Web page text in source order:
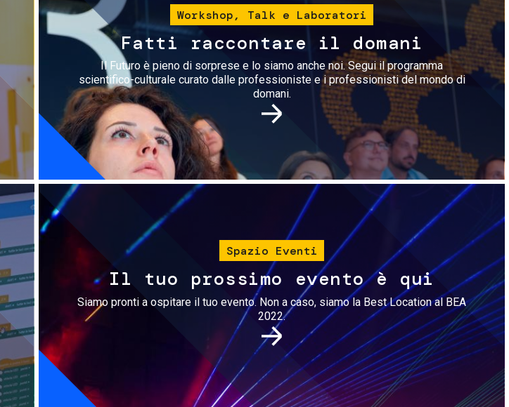
Workshop, Talk e Laboratori
Fatti raccontare il domani
Il Futuro è pieno di sorprese e lo siamo anche noi. Segui il programma
scientifico-culturale curato dalle professioniste e i professionisti del mondo di
domani.
Immagine
Spazio Eventi
Il tuo prossimo evento è qui
Siamo pronti a ospitare il tuo evento. Non a caso, siamo la Best Location al BEA
2022.